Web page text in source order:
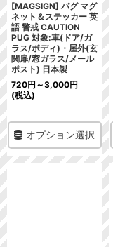
[MAGSIGN] パグ マグ
ネット＆ステッカー 英
語 警戒 CAUTION
PUG 対象:車(ドア/ガ
ラス/ボディ)・屋外(玄
関扉/窓ガラス/メール
ポスト) 日本製
720円 ～3,000円
(税込)
オプション選択